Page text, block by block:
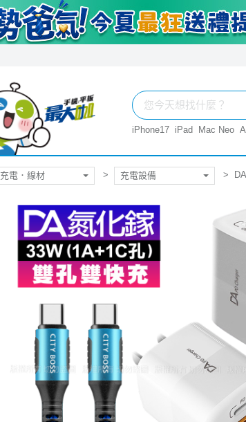
iPhone17 iPad Mac Neo
充電．線材 充電設備